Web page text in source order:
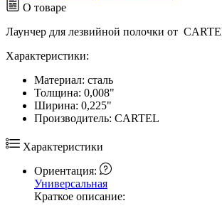
О товаре
Лаунчер для лезвийной полочки от
Характеристики:
Материал: сталь
Толщина: 0,008"
Ширина: 0,225"
Производитель: CARTEL
Характеристики
Ориентация:
Универсальная
Краткое описание: